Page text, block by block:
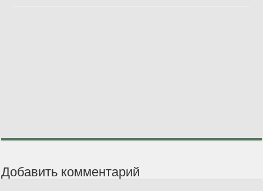
Добавить комментарий